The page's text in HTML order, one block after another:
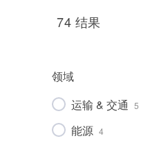
领域
健康 & 医疗
车辆
74 结果
领域
运输 & 交通 5
能源 4